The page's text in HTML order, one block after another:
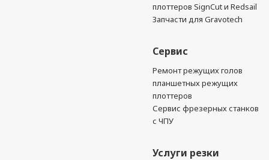
плоттеров SignCut и Redsail
Запчасти для Gravotech
Сервис
Ремонт режущих голов
планшетных режущих
плоттеров
Сервис фрезерных станков
с ЧПУ
Услуги резки